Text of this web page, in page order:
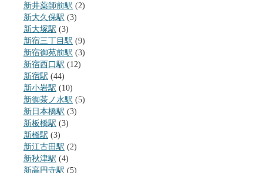
新井薬師前駅 (2)
新大久保駅 (3)
新大塚駅 (3)
新宿三丁目駅 (9)
新宿御苑前駅 (3)
新宿西口駅 (12)
新宿駅 (44)
新小岩駅 (10)
新御茶ノ水駅 (5)
新日本橋駅 (3)
新板橋駅 (3)
新橋駅 (3)
新江古田駅 (2)
新秋津駅 (4)
新高円寺駅 (5)